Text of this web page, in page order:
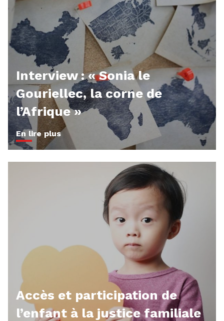
Interview : « Sonia le
Gouriellec, la corne de
l’Afrique »
En lire plus
Accès et participation de
l’enfant à la justice familiale